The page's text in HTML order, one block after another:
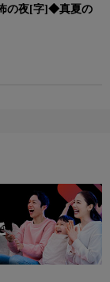
の夜[字]◆真夏の